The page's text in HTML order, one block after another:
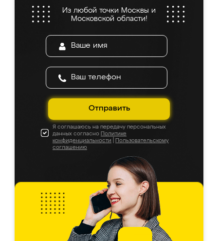
Из любой точки Москвы и
Московской области!
Отправить
Я соглашаюсь на передачу персональных
данных согласно Политике
конфиденциальности
Пользовательскому
соглашению